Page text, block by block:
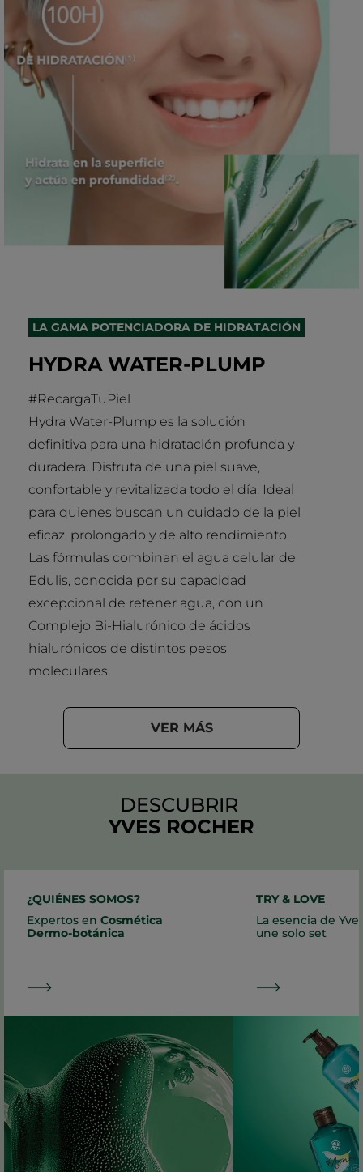
LA GAMA POTENCIADORA DE HIDRATACIÓN
HYDRA WATER-PLUMP
#RecargaTuPiel
Hydra Water-Plump es la solución
definitiva para una hidratación profunda y
duradera. Disfruta de una piel suave,
confortable y revitalizada todo el día. Ideal
para quienes buscan un cuidado de la piel
eficaz, prolongado y de alto rendimiento.
Las fórmulas combinan el agua celular de
Edulis, conocida por su capacidad
excepcional de retener agua, con un
Complejo Bi-Hialurónico de ácidos
hialurónicos de distintos pesos
moleculares.
VER MÁS
DESCUBRIR
YVES ROCHER
¿QUIÉNES SOMOS?
Expertos en Cosmética
Dermo-botánica
TRY & LOVE
La esencia de
une solo set